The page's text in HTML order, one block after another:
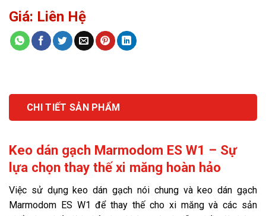
Giá: Liên Hệ
CHI TIẾT SẢN PHẨM
Keo dán gạch Marmodom ES W1 – Sự
lựa chọn thay thế xi măng hoàn hảo
Việc sử dụng keo dán gạch nói chung và keo dán gạch
Marmodom ES W1 để thay thế cho xi măng và các sản